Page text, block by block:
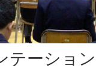
テーショ